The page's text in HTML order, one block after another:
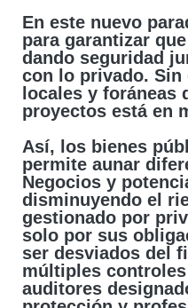
En este nuevo
para garantizar
dando seguridad
con lo privado. Sin
locales y
proyectos está en
Así, los bienes
permite aunar
Negocios y
disminuyendo el
gestionado por
solo por sus
ser desviados del
múltiples
auditores